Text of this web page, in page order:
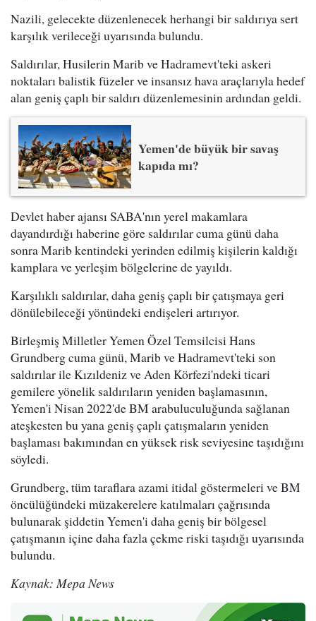
Nazili, gelecekte düzenlenecek herhangi bir saldırıya sert
karşılık verileceği uyarısında bulundu.
Saldırılar, Husilerin Marib ve Hadramevt'teki askeri
noktaları balistik füzeler ve insansız hava araçlarıyla hedef
alan geniş çaplı bir saldırı düzenlemesinin ardından geldi.
Yemen'de büyük bir savaş
kapıda mı?
Devlet haber ajansı SABA'nın yerel makamlara
dayandırdığı haberine göre saldırılar cuma günü daha
sonra Marib kentindeki yerinden edilmiş kişilerin kaldığı
kamplara ve yerleşim bölgelerine de yayıldı.
Karşılıklı saldırılar, daha geniş çaplı bir çatışmaya geri
dönülebileceği yönündeki endişeleri artırıyor.
Birleşmiş Milletler Yemen Özel Temsilcisi Hans
Grundberg cuma günü, Marib ve Hadramevt'teki son
saldırılar ile Kızıldeniz ve Aden Körfezi'ndeki ticari
gemilere yönelik saldırıların yeniden başlamasının,
Yemen'i Nisan 2022'de BM arabuluculuğunda sağlanan
ateşkesten bu yana geniş çaplı çatışmaların yeniden
başlaması bakımından en yüksek risk seviyesine taşıdığını
söyledi.
Grundberg, tüm taraflara azami itidal göstermeleri ve BM
öncülüğündeki müzakerelere katılmaları çağrısında
bulunarak şiddetin Yemen'i daha geniş bir bölgesel
çatışmanın içine daha fazla çekme riski taşıdığı uyarısında
bulundu.
Kaynak: Mepa News